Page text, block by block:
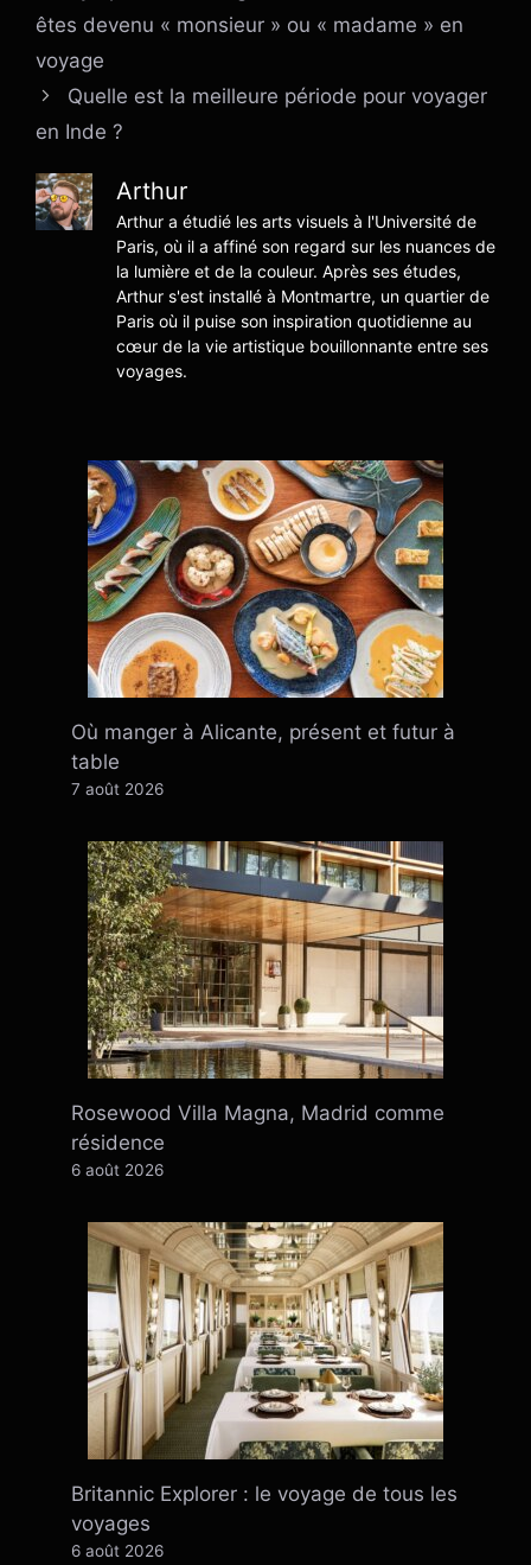
êtes devenu « monsieur » ou « madame » en
voyage
Quelle est la meilleure période pour voyager
en Inde ?
Arthur
Arthur a étudié les arts visuels à l'Université de
Paris, où il a affiné son regard sur les nuances de
la lumière et de la couleur. Après ses études,
Arthur s'est installé à Montmartre, un quartier de
Paris où il puise son inspiration quotidienne au
cœur de la vie artistique bouillonnante entre ses
voyages.
Où manger à Alicante, présent et futur à
table
7 août 2026
Rosewood Villa Magna, Madrid comme
résidence
6 août 2026
Britannic Explorer : le voyage de tous les
voyages
6 août 2026